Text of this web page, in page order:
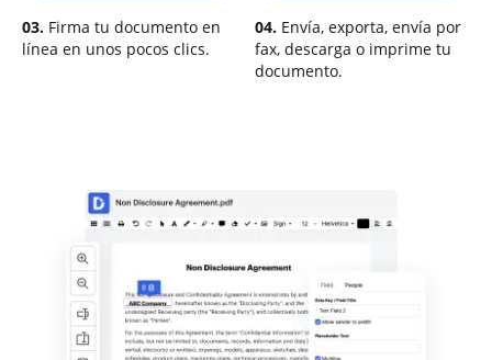
03. Firma tu documento en
línea en unos pocos clics.
04. Envía, exporta, envía por
fax, descarga o imprime tu
documento.